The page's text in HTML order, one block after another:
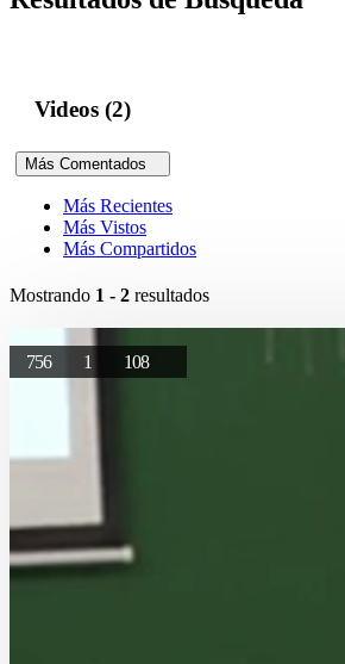
Videos (2)
Más Comentados
Más Recientes
Más Vistos
Más Compartidos
Mostrando 1 - 2 resultados
756 1 108